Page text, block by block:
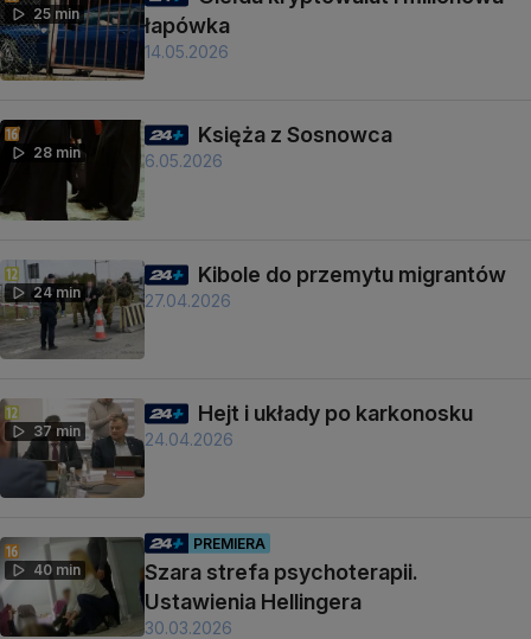
25 min
łapówka
14.05.2026
28 min
Księża z Sosnowca
6.05.2026
24 min
Kibole do przemytu migrantów
27.04.2026
37 min
Hejt i układy po karkonosku
24.04.2026
40 min
PREMIERA
Szara strefa psychoterapii.
Ustawienia Hellingera
30.03.2026